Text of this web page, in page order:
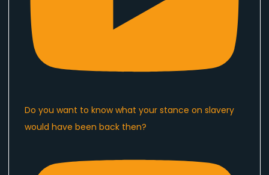
Do you want to know what your stance on slavery
would have been back then?